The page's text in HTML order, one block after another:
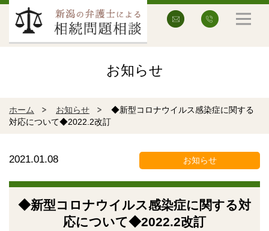
お知らせ
ホーム お知らせ
◆新型コロナウイルス感染症に関する
対応について◆2022.2改訂
2021.01.08 お知らせ
◆新型コロナウイルス感染症に関する対
応について◆2022.2改訂